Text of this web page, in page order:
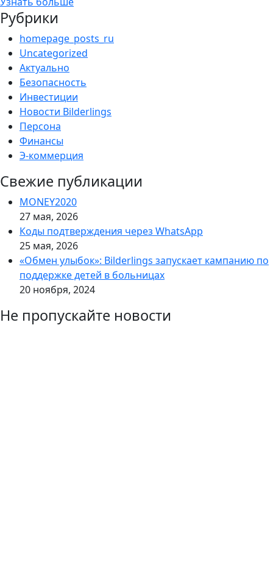
Рубрики
homepage_posts_ru
Uncategorized
Актуально
Безопасность
Инвестиции
Новости Bilderlings
Персона
Финансы
Э-коммерция
Свежие публикации
MONEY2020
27 мая, 2026
Коды подтверждения через WhatsApp
25 мая, 2026
«Обмен улыбок»: Bilderlings запускает кампанию по
поддержке детей в больницах
20 ноября, 2024
Не пропускайте новости